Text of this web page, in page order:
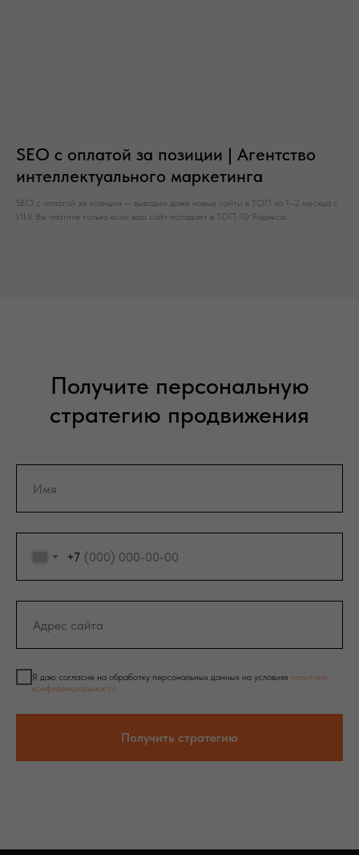
SEO с оплатой за позиции | Агентство
интеллектуального маркетинга
SEO с оплатой за позиции — выводим даже новые сайты в ТОП за 1–2 месяца с
ИИ! Вы платите только если ваш сайт попадает в ТОП-10 Яндекса.
Получите персональную
стратегию продвижения
+7
Я даю согласие на обработку персональных данных на условиях политики
конфиденциальности
Получить стратегию